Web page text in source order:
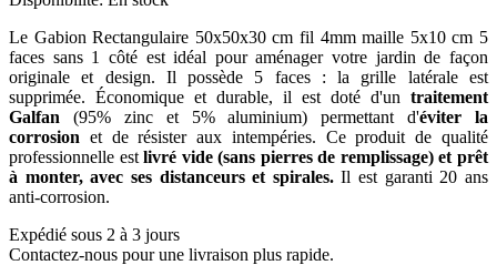
Le Gabion Rectangulaire 50x50x30 cm fil 4mm maille 5x10 cm 5
faces sans 1 côté est idéal pour aménager votre jardin de façon
originale et design. Il possède 5 faces : la grille latérale est
supprimée. Économique et durable, il est doté d'un traitement
Galfan (95% zinc et 5% aluminium) permettant d'éviter la
corrosion et de résister aux intempéries. Ce produit de qualité
professionnelle estlivré vide (sans pierres de remplissage) et prêt
à monter, avec ses distanceurs et spirales.Il est garanti 20 ans
anti-corrosion.
Expédié sous 2 à 3 jours
Contactez-nous pour une livraison plus rapide.